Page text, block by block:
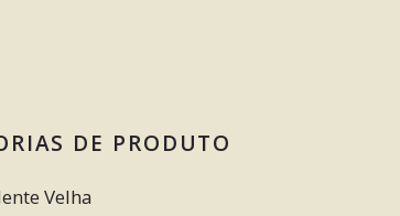
DE PRODUTO
Velha